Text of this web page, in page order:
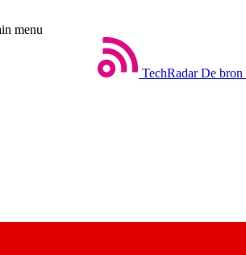
menu
TechRadar De bron